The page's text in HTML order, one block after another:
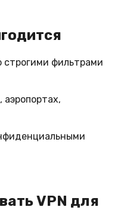
строгими фильтрами
аэропортах,
VPN для